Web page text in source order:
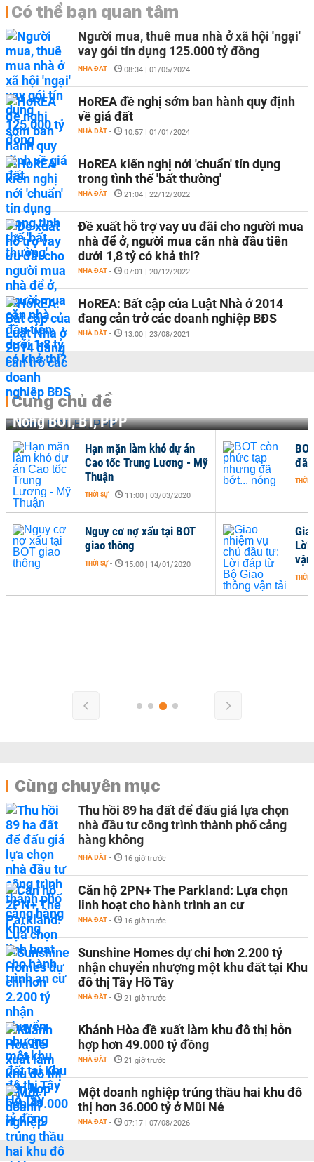
Có thể bạn quan tâm
Người mua, thuê mua nhà ở xã hội 'ngại'
vay gói tín dụng 125.000 tỷ đồng
NHÀ ĐẤT - 08:34 | 01/05/2024
HoREA đề nghị sớm ban hành quy định
về giá đất
NHÀ ĐẤT - 10:57 | 01/01/2024
HoREA kiến nghị nới 'chuẩn' tín dụng
trong tình thế 'bất thường'
NHÀ ĐẤT - 21:04 | 22/12/2022
Đề xuất hỗ trợ vay ưu đãi cho người mua
nhà để ở, người mua căn nhà đầu tiên
dưới 1,8 tỷ có khả thi?
NHÀ ĐẤT - 07:01 | 20/12/2022
HoREA: Bất cập của Luật Nhà ở 2014
đang cản trở các doanh nghiệp BĐS
NHÀ ĐẤT - 13:00 | 23/08/2021
Cùng chủ đề
Nóng BOT, BT, PPP
Lời
THỜI
Hạn mặn làm khó dự án
Cao tốc Trung Lương - Mỹ
Thuận
THỜI SỰ - 11:00 | 03/03/2020
Nguy cơ nợ xấu tại BOT
giao thông
THỜI SỰ - 15:00 | 14/01/2020
đã
THỜI
Cùng chuyên mục
Thu hồi 89 ha đất để đấu giá lựa chọn
nhà đầu tư công trình thành phố cảng
hàng không
NHÀ ĐẤT - 16 giờ trước
Căn hộ 2PN+ The Parkland: Lựa chọn
linh hoạt cho hành trình an cư
NHÀ ĐẤT - 16 giờ trước
Sunshine Homes dự chi hơn 2.200 tỷ
nhận chuyển nhượng một khu đất tại Khu
đô thị Tây Hồ Tây
NHÀ ĐẤT - 21 giờ trước
Khánh Hòa đề xuất làm khu đô thị hỗn
hợp hơn 49.000 tỷ đồng
NHÀ ĐẤT - 21 giờ trước
Một doanh nghiệp trúng thầu hai khu đô
thị hơn 36.000 tỷ ở Mũi Né
NHÀ ĐẤT - 07:17 | 07/08/2026